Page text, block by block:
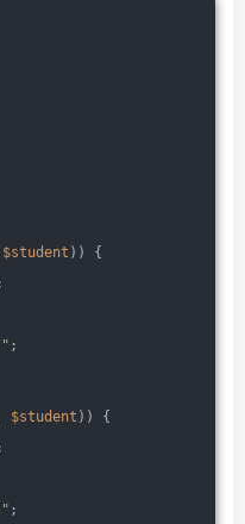
$student )) {
;
" ;
$student )) {
;
" ;